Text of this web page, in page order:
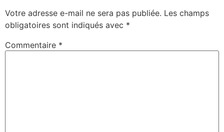
Votre adresse e-mail ne sera pas publiée. Les champs
obligatoires sont indiqués avec *
Commentaire *